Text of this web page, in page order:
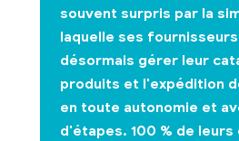
souvent surpris par la
laquelle ses
désormais gérer leur
produits et l'expédition
en toute autonomie et
d'étapes. 100 % de